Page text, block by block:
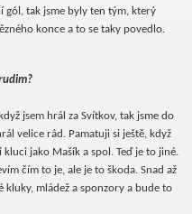
gól, tak jsme byly ten tým, který
konce a to se taky povedlo.
jsem hrál za Svítkov, tak jsme do
velice rád. Pamatuji si ještě, když
jako Mašík a spol. Teď je to jiné.
čím to je, ale je to škoda. Snad až
mládež a sponzory a bude to